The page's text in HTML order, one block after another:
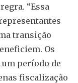
“Essa
transição
Os
período de
fiscalização